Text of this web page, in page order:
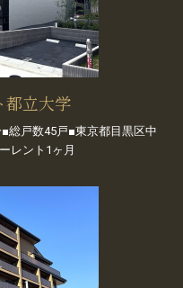
都立大学
総戸数45戸■東京都目黒区中
レント1ヶ月